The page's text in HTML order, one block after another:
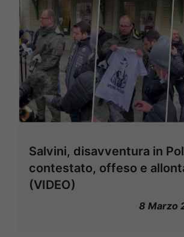
Salvini, disavventura in
contestato, offeso e
(VIDEO)
8 Marzo